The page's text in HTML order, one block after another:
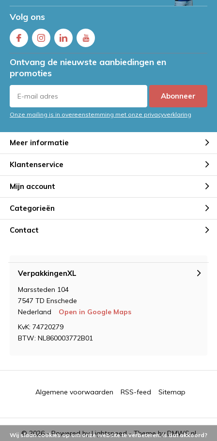
Volg ons
Ontvang de nieuwste aanbiedingen en
promoties
Abonneer
Onze mailing is in overeenstemming met onze privacyverklaring
Meer informatie
Klantenservice
Mijn account
Categorieën
Contact
VerpakkingenXL
Marssteden 104
7547 TD Enschede
Nederland
Open in Google Maps
KvK: 74720279
BTW: NL860003772B01
© 2026 - Powered byLightspeed- Theme byDMWS.nl
Algemene voorwaarden RSS-feed Sitemap
Wij slaan cookies op om onze website te verbeteren. Is dat akkoord?